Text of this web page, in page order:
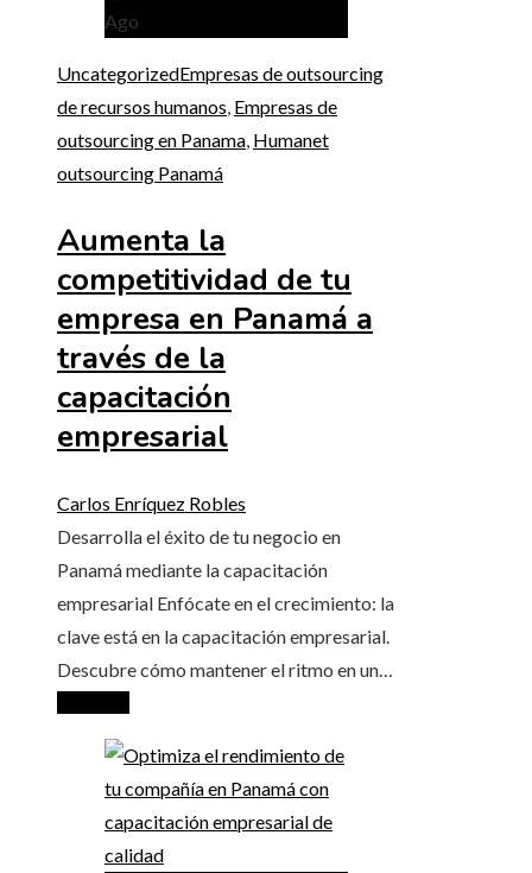
Ago
UncategorizedEmpresas de outsourcing
de recursos humanos Empresas de
outsourcing en Panama Humanet
outsourcing Panamá
Aumenta la
competitividad de tu
empresa en Panamá a
través de la
capacitación
empresarial
Carlos Enríquez Robles
Desarrolla el éxito de tu negocio en
Panamá mediante la capacitación
empresarial Enfócate en el crecimiento: la
clave está en la capacitación empresarial.
Descubre cómo mantener el ritmo en un…